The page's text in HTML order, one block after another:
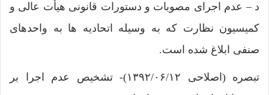
د – عدم اجرای مصوبات و دستورات قانونی هیأت عالی و
کمیسیون نظارت که به‌ وسیله اتحادیه‌ ها به واحدهای
صنفی ابلاغ شده است.
تبصره (اصلاحی ۱۳۹۲/۰۶/۱۲)- تشخیص عدم اجرا بر